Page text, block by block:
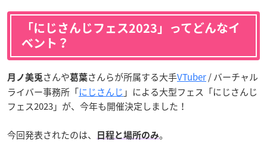
「にじさんじフェス2023」ってどんなイ
ベント？
月ノ美兎 さんや葛葉さんらが所属する大手VTuber/ バーチャル
ライバー事務所「にじさんじ 」による大型フェス「にじさんじ
フェス2023」が、今年も開催決定しました！
今回発表されたのは、 日程と場所のみ。